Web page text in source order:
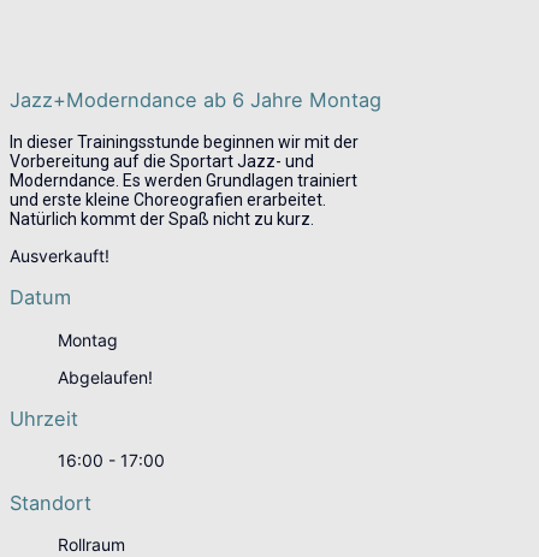
Jazz+Moderndance ab 6 Jahre Montag
In dieser Trainingsstunde beginnen wir mit der
Vorbereitung auf die Sportart Jazz- und
Moderndance. Es werden Grundlagen trainiert
und erste kleine Choreografien erarbeitet.
Natürlich kommt der Spaß nicht zu kurz.
Ausverkauft!
Datum
Montag
Abgelaufen!
Uhrzeit
16:00 - 17:00
Standort
Rollraum